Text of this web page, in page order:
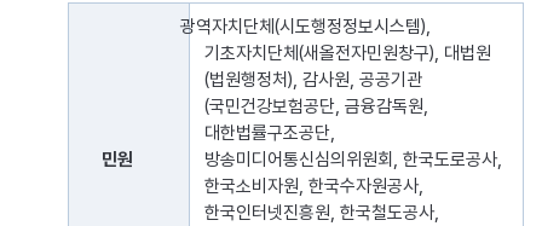
연계시스템 현황을 나타낸 표로, 민원, 본인인증으로 구분되어 있
민원
광역자치단체(시도행정정보시스템),
기초자치단체(새올전자민원창구), 대법원
(법원행정처), 감사원, 공공기관
(국민건강보험공단, 금융감독원,
대한법률구조공단,
방송미디어통신심의위원회, 한국도로공사,
한국소비자원, 한국수자원공사,
한국인터넷진흥원, 한국철도공사,